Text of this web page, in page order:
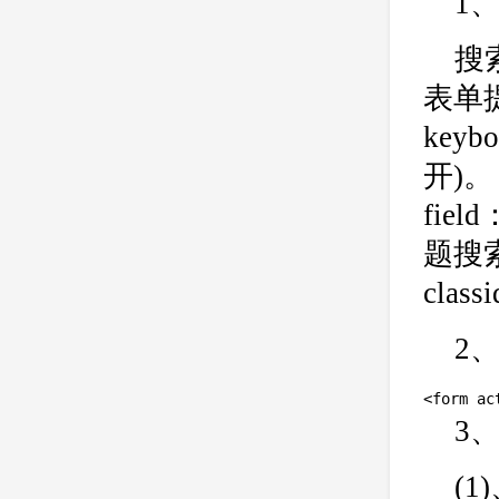
搜
表单
开)。
field
题搜
2
<form
3
(1)